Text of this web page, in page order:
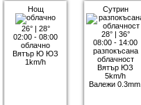
Нощ
26°| 28°
02:00 - 08:00
облачно
Вятър Ю ЮЗ
1km/h
Сутрин
28°| 36°
08:00 - 14:00
разпокъсана
облачност
Вятър ЮЗ
5km/h
Валежи 0.3mm.